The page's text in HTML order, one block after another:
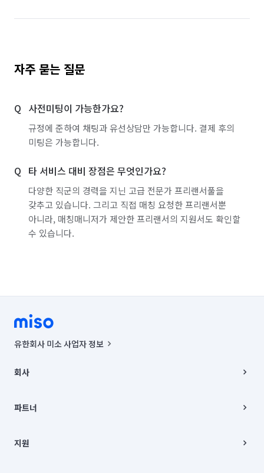
자주 묻는 질문
사전미팅이 가능한가요?
규정에 준하여 채팅과 유선상담만 가능합니다. 결제 후의
미팅은 가능합니다.
타 서비스 대비 장점은 무엇인가요?
다양한 직군의 경력을 지닌 고급 전문가 프리랜서풀을
갖추고 있습니다. 그리고 직접 매칭 요청한 프리랜서뿐
아니라, 매칭매니저가 제안한 프리랜서의 지원서도 확인할
수 있습니다.
유한회사 미소 사업자 정보
00019 |
주소 | 본사: 서울특별시 종로구 율곡로 6(중학동, 트윈트리빌딩) B동 5층
컨택센터 : 서울특별시 종로구 수송동 율곡로 24, 7층, 8층 미소
상품, 상품정보, 거래에 관한 의무와 책임은 거래당사자에게 있습니다.
언론 보도 관련 문의:
회사
채용
파트너
이사
지원